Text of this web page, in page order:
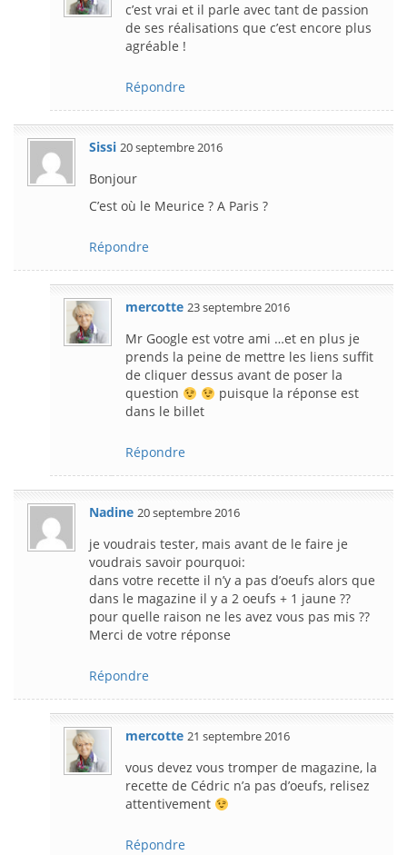
c’est vrai et il parle avec tant de passion
de ses réalisations que c’est encore plus
agréable !
Répondre
Sissi 20 septembre 2016
Bonjour
C’est où le Meurice ? A Paris ?
Répondre
mercotte 23 septembre 2016
Mr Google est votre ami …et en plus je
prends la peine de mettre les liens suffit
de cliquer dessus avant de poser la
question
puisque la réponse est
dans le billet
Répondre
Nadine 20 septembre 2016
je voudrais tester, mais avant de le faire je
voudrais savoir pourquoi:
dans votre recette il n’y a pas d’oeufs alors que
dans le magazine il y a 2 oeufs + 1 jaune ??
pour quelle raison ne les avez vous pas mis ??
Merci de votre réponse
Répondre
mercotte 21 septembre 2016
vous devez vous tromper de magazine, la
recette de Cédric n’a pas d’oeufs, relisez
attentivement
Répondre